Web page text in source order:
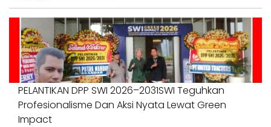
PELANTIKAN DPP SWI 2026–2031SWI Teguhkan
Profesionalisme Dan Aksi Nyata Lewat Green
Impact